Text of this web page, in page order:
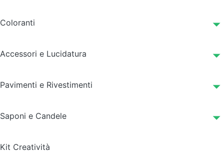
Coloranti
Accessori e Lucidatura
Pavimenti e Rivestimenti
Saponi e Candele
Kit Creatività